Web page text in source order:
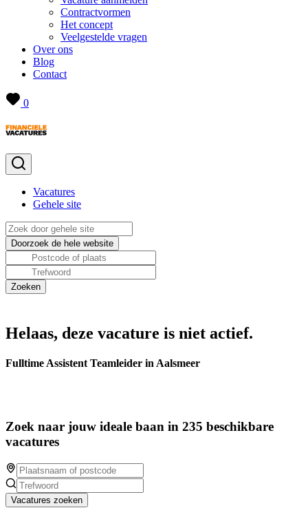
Contractvormen
Het concept
Veelgestelde vragen
Over ons
Blog
Contact
0
Vacatures
Gehele site
Helaas, deze vacature is niet actief.
Fulltime Assistent Teamleider in Aalsmeer
Zoek naar jouw ideale baan in 235 beschikbare
vacatures
Vacatures zoeken